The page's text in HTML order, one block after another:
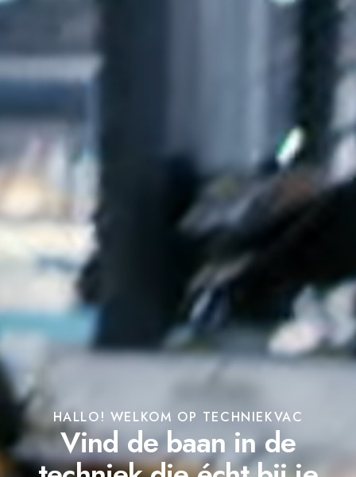
HALLO! WELKOM OP TECHNIEKVAC
Vind de baan in de